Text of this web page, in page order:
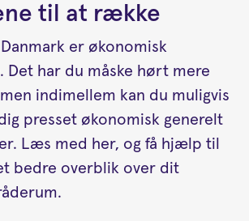
til at række
er økonomisk
Det har du måske hørt mere
indimellem kan du muligvis
presset økonomisk generelt
Læs med her, og få hjælp til
bedre overblik over dit